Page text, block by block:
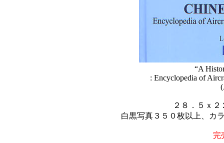
“A
: Encyclopedia of
２８．５ｘ
白黒写真３５０枚以上、カ
完